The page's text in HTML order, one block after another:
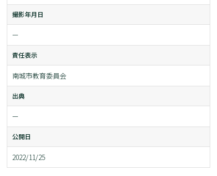
撮影年月日
ー
責任表示
南城市教育委員会
出典
ー
公開日
2022/11/25